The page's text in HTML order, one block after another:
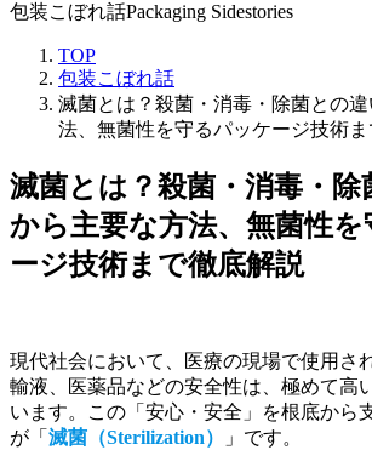
包装こぼれ話Packaging Sidestories
TOP
包装こぼれ話
滅菌とは？殺菌・消毒・除菌との
法、無菌性を守るパッケージ技術ま
滅菌とは？殺菌・消毒・除
から主要な方法、無菌性
ージ技術まで徹底解説
現代社会において、医療の現場で使用さ
輸液、医薬品などの安全性は、極めて高
います。この「安心・安全」を根底から
が「 滅菌（Sterilization） 」です。